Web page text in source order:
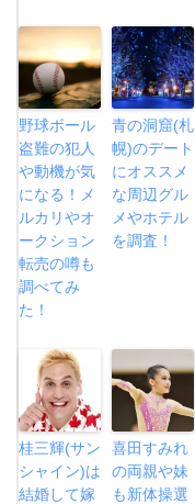
野球ボール
盗難の犯人
や動機が気
になる！メ
ルカリやオ
ークション
転売の噂も
調べてみ
た！
青の洞窟(札
幌)のデート
にオススメ
な周辺グル
メやホテル
を調査！
桂三輝(サン
シャイン)は
結婚して嫁
喜田すみれ
の両親や妹
も新体操選